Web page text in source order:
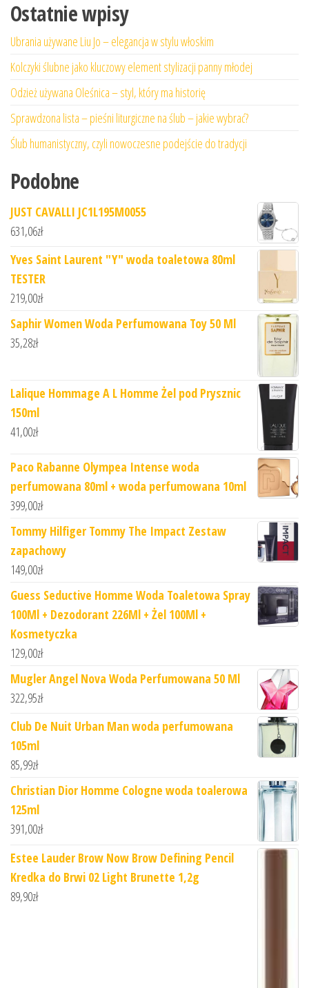
Ostatnie wpisy
Ubrania używane Liu Jo – elegancja w stylu włoskim
Kolczyki ślubne jako kluczowy element stylizacji panny młodej
Odzież używana Oleśnica – styl, który ma historię
Sprawdzona lista – pieśni liturgiczne na ślub – jakie wybrać?
Ślub humanistyczny, czyli nowoczesne podejście do tradycji
Podobne
JUST CAVALLI JC1L195M0055
631,06zł
Yves Saint Laurent "Y" woda toaletowa 80ml
TESTER
219,00zł
Saphir Women Woda Perfumowana Toy 50 Ml
35,28zł
Lalique Hommage A L Homme Żel pod Prysznic
150ml
41,00zł
Paco Rabanne Olympea Intense woda
perfumowana 80ml + woda perfumowana 10ml
399,00zł
Tommy Hilfiger Tommy The Impact Zestaw
zapachowy
149,00zł
Guess Seductive Homme Woda Toaletowa Spray
100Ml + Dezodorant 226Ml + Żel 100Ml +
Kosmetyczka
129,00zł
Mugler Angel Nova Woda Perfumowana 50 Ml
322,95zł
Club De Nuit Urban Man woda perfumowana
105ml
85,99zł
Christian Dior Homme Cologne woda toalerowa
125ml
391,00zł
Estee Lauder Brow Now Brow Defining Pencil
Kredka do Brwi 02 Light Brunette 1,2g
89,90zł